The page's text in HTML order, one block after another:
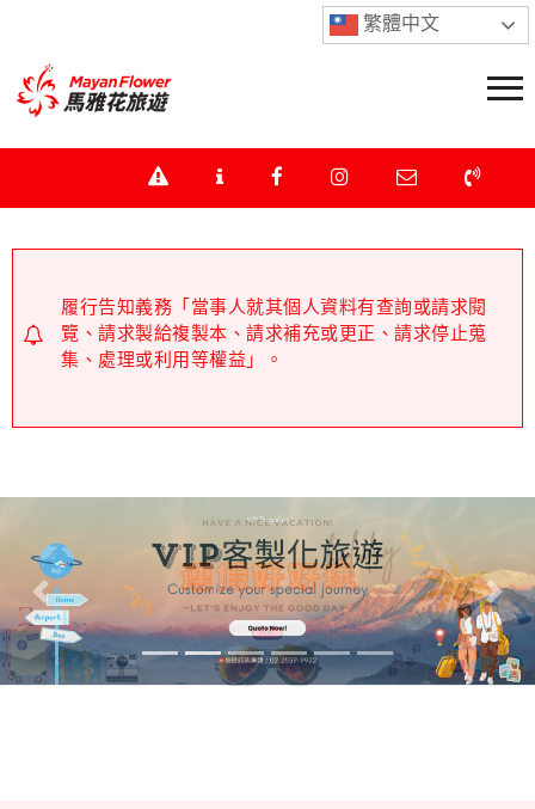
繁體中文
集、處理或利用等權益」。
不操作ATM、不提供任何個資資料、不回撥可疑電話。
如接獲可疑來電，請立即掛斷電話，並撥打165防詐騙
專線。下單前及付款前請直接聯繫本公司業務人員查
證，馬雅花旅遊諮詢專線 : 02-2559-9922。
覽、請求製給複製本、請求補充或更正、請求停止蒐
集、處理或利用等權益」。
不操作ATM、不提供任何個資資料、不回撥可疑電話。
如接獲可疑來電，請立即掛斷電話，並撥打165防詐騙
往前 往後